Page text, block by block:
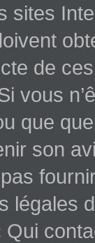
sites
de
vous
que
son
légales
Qui